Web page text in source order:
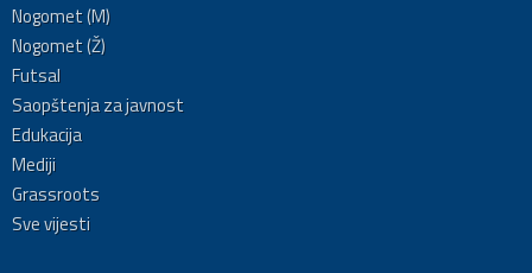
Nogomet (M)
Nogomet (Ž)
Futsal
Saopštenja za javnost
Edukacija
Mediji
Grassroots
Sve vijesti